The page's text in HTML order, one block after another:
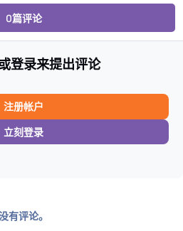
0篇评论
登录来提出评论
注册帐户
立刻登录
有评论。